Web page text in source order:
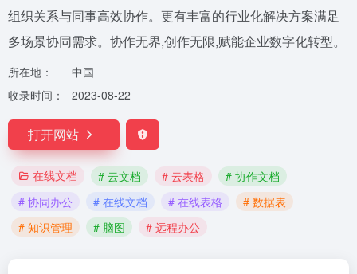
组织关系与同事高效协作。更有丰富的行业化解决方案满足
多场景协同需求。协作无界,创作无限,赋能企业数字化转型。
所在地：
中国
收录时间：
2023-08-22
打开网站
在线文档 # 云文档 # 云表格
# 协作文档
# 协同办公
# 在线文档 # 在线表格
# 数据表
# 知识管理
# 脑图 # 远程办公